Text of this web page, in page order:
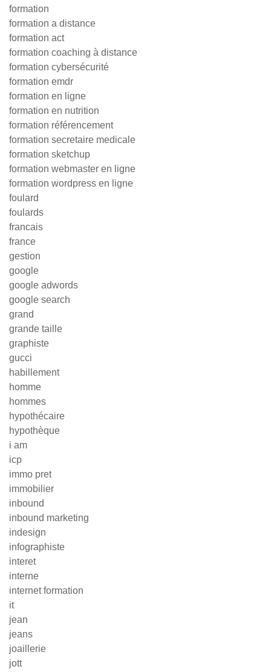
formation
formation a distance
formation act
formation coaching à distance
formation cybersécurité
formation emdr
formation en ligne
formation en nutrition
formation référencement
formation secretaire medicale
formation sketchup
formation webmaster en ligne
formation wordpress en ligne
foulard
foulards
francais
france
gestion
google
google adwords
google search
grand
grande taille
graphiste
gucci
habillement
homme
hommes
hypothécaire
hypothèque
i am
icp
immo pret
immobilier
inbound
inbound marketing
indesign
infographiste
interet
interne
internet formation
it
jean
jeans
joaillerie
jott